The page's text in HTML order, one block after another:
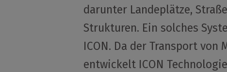
darunter Landeplätze,
Strukturen. Ein solches
ICON. Da der Transport
entwickelt ICON